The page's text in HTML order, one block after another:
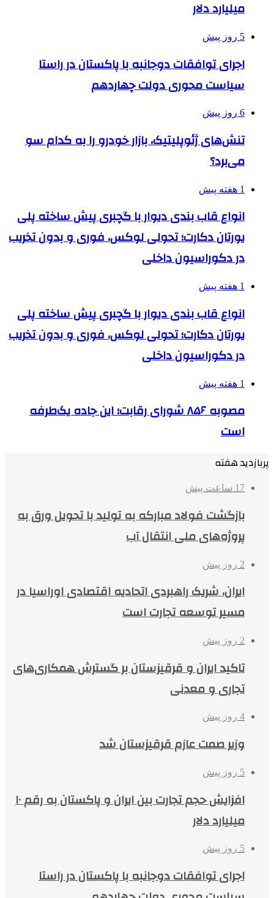
میلیارد دلار
5 روز پیش
اجرای توافقات دوجانبه با پاکستان در راستا
سیاست محوری دولت چهاردهم
6 روز پیش
تنش‌های ژئوپلیتیک، بازار خودرو را به کدام سو
می‌برد؟
1 هفته پیش
انواع قاب بندی دیوار با گچبری پیش ساخته پلی
یورتان دکارت؛ تحولی لوکس، فوری و بدون تخریب
در دکوراسیون داخلی
1 هفته پیش
انواع قاب بندی دیوار با گچبری پیش ساخته پلی
یورتان دکارت؛ تحولی لوکس، فوری و بدون تخریب
در دکوراسیون داخلی
1 هفته پیش
مصوبه ۸۵۶ شورای رقابت؛ این جاده یک‌طرفه
است
پربازدید هفته
17 ساعت پیش
بازگشت فولاد مبارکه به تولید با تحویل ورق به
پروژه‌های ملی انتقال آب
2 روز پیش
ایران، شریک راهبردی اتحادیه اقتصادی اوراسیا در
مسیر توسعه تجارت است
2 روز پیش
تاکید ایران و قرقیزستان بر گسترش همکاری‌های
تجاری و معدنی
4 روز پیش
وزیر صمت عازم قرقیزستان شد
5 روز پیش
افزایش حجم تجارت بین ایران و پاکستان به رقم ۱۰
میلیارد دلار
5 روز پیش
اجرای توافقات دوجانبه با پاکستان در راستا